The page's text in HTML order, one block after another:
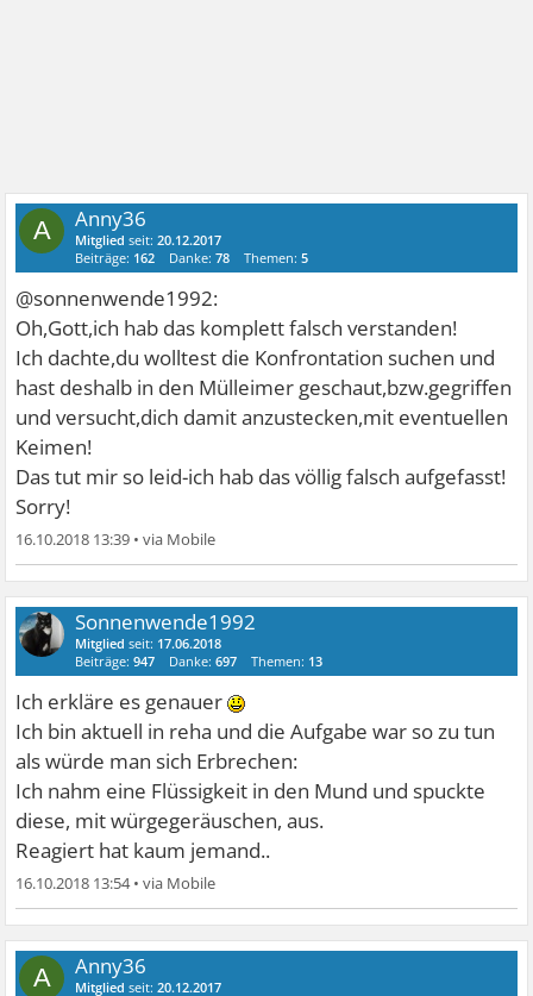
A Anny36
Mitglied seit:20.12.2017
Beiträge: 162 Danke:78 Themen:5
@sonnenwende1992:
Oh,Gott,ich hab das komplett falsch verstanden!
Ich dachte,du wolltest die Konfrontation suchen und
hast deshalb in den Mülleimer geschaut,bzw.gegriffen
und versucht,dich damit anzustecken,mit eventuellen
Keimen!
Das tut mir so leid-ich hab das völlig falsch aufgefasst!
Sorry!
16.10.2018 13:39 •
Sonnenwende1992
Mitglied seit: 17.06.2018
Beiträge:947 Danke:697 Themen: 13
Ich erkläre es genauer
Ich bin aktuell in reha und die Aufgabe war so zu tun
als würde man sich Erbrechen:
Ich nahm eine Flüssigkeit in den Mund und spuckte
diese, mit würgegeräuschen, aus.
Reagiert hat kaum jemand..
16.10.2018 13:54•
A Anny36
Mitglied seit:20.12.2017